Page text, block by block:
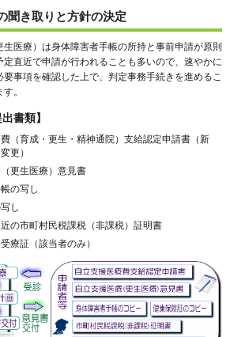
聞き取りと方針の決定
生医療）は身体障害者手帳の所持と事前申請が原則
定直近で申請が行われることも多いので、速やかに
要事項を確認した上で、判定事務手続きを進めるこ
。
書類】
（育成・更生・精神通院）支給認定申請書（新
更）
更生医療）意見書
の写し
し
近の市町村民税課税（非課税）証明書
療証（該当者のみ）